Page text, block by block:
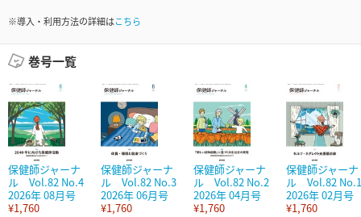
※導入・利用方法の詳細はこちら
巻号一覧
保健師ジャーナ
ル Vol.82 No.4
2026年 08月号
¥1,760
保健師ジャーナ
ル Vol.82 No.3
2026年 06月号
¥1,760
保健師ジャーナ
ル Vol.82 No.2
2026年 04月号
¥1,760
保健師ジャーナ
ル Vol.82 No.1
2026年 02月号
¥1,760